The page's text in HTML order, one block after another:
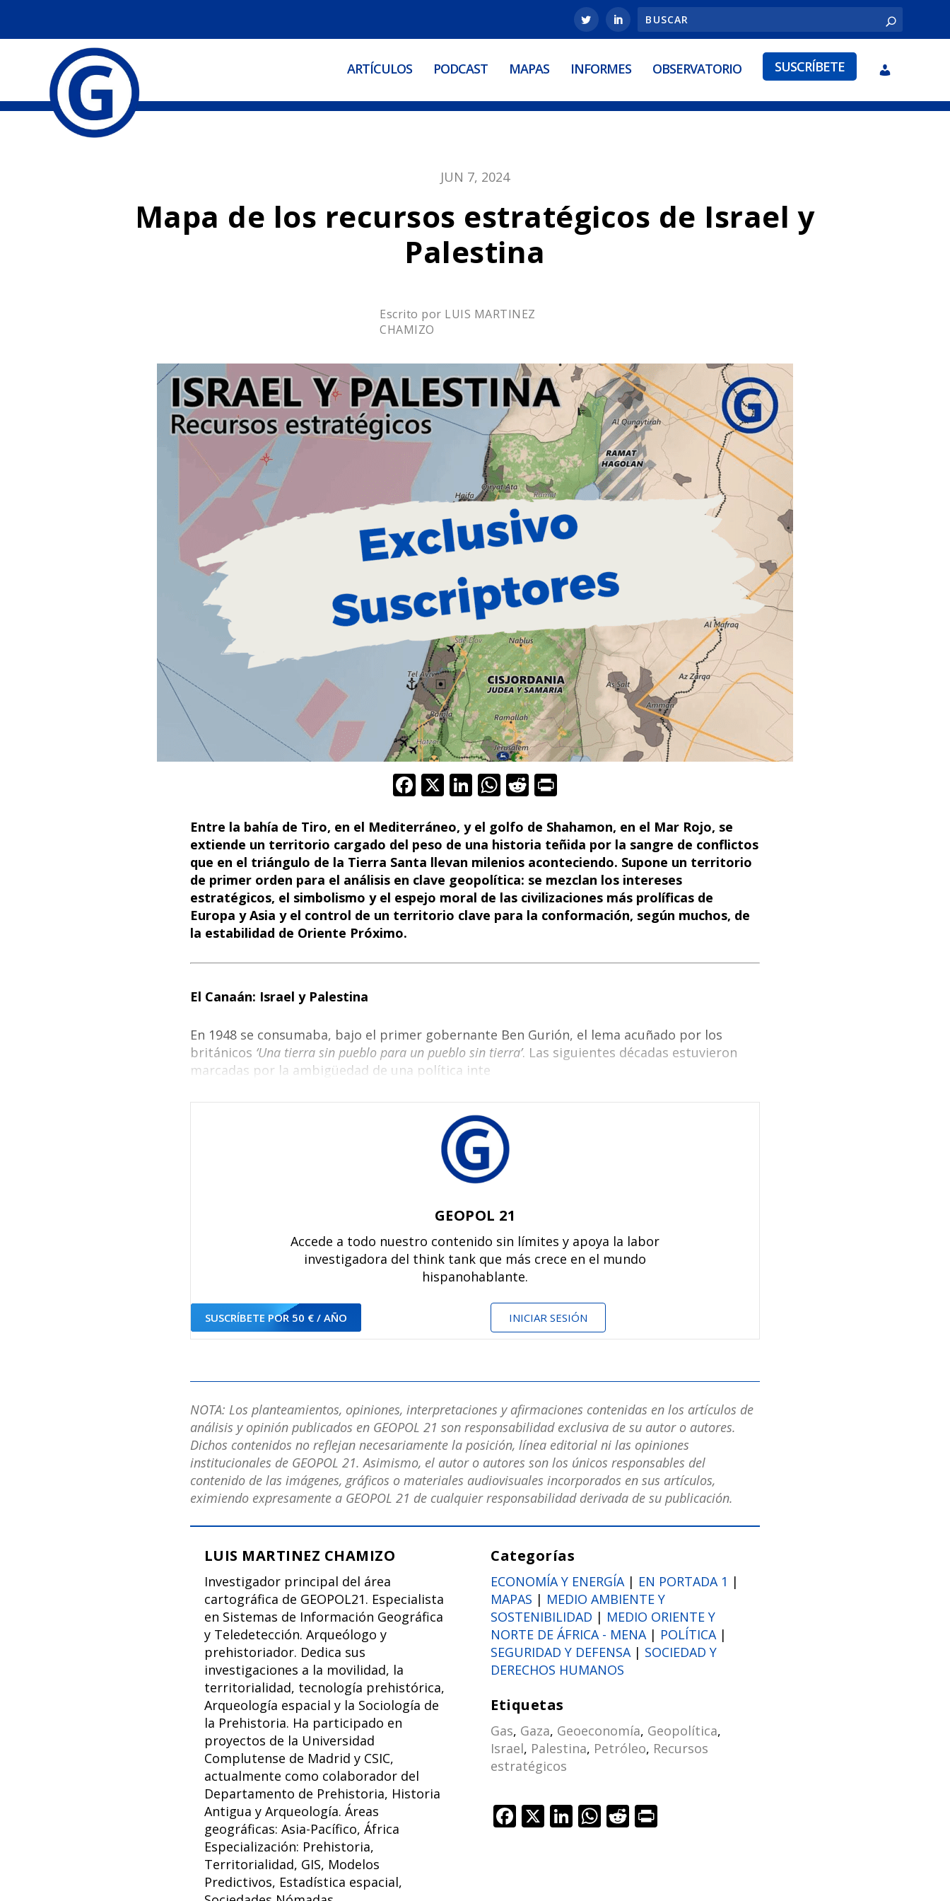
ARTÍCULOS PODCAST MAPAS INFORMES OBSERVATORIO SUSCRÍBETE
JUN 7, 2024
Mapa de los recursos estratégicos de Israel y
Palestina
Escrito por LUIS MARTINEZ
CHAMIZO
F
e
b
o
o
k
X Li
k
e
dI
n
W
at
s
A
p
p
R
d
di
t
t
Entre la bahía de Tiro, en el Mediterráneo, y el golfo de Shahamon, en el Mar Rojo, se
extiende un territorio cargado del peso de una historia teñida por la sangre de conflictos
que en el triángulo de la Tierra Santa llevan milenios aconteciendo. Supone un territorio
de primer orden para el análisis en clave geopolítica: se mezclan los intereses
estratégicos, el simbolismo y el espejo moral de las civilizaciones más prolíficas de
Europa y Asia y el control de un territorio clave para la conformación, según muchos, de
la estabilidad de Oriente Próximo.
El Canaán: Israel y Palestina
En 1948 se consumaba, bajo el primer gobernante Ben Gurión, el lema acuñado por los
británicos ‘Una tierra sin pueblo para un pueblo sin tierra’. Las siguientes décadas estuvieron
marcadas por la ambigüedad de una política inte
GEOPOL 21
Accede a todo nuestro contenido sin límites y apoya la labor
investigadora del think tank que más crece en el mundo
hispanohablante.
SUSCRÍBETE POR 50 € / AÑO INICIAR SESIÓN
NOTA: Los planteamientos, opiniones, interpretaciones y afirmaciones contenidas en los artículos de
análisis y opinión publicados en GEOPOL 21 son responsabilidad exclusiva de su autor o autores.
Dichos contenidos no reflejan necesariamente la posición, línea editorial ni las opiniones
institucionales de GEOPOL 21. Asimismo, el autor o autores son los únicos responsables del
contenido de las imágenes, gráficos o materiales audiovisuales incorporados en sus artículos,
eximiendo expresamente a GEOPOL 21 de cualquier responsabilidad derivada de su publicación.
LUIS MARTINEZ CHAMIZO
Investigador principal del área
cartográfica de GEOPOL21. Especialista
en Sistemas de Información Geográfica
y Teledetección. Arqueólogo y
prehistoriador. Dedica sus
investigaciones a la movilidad, la
territorialidad, tecnología prehistórica,
Arqueología espacial y la Sociología de
la Prehistoria. Ha participado en
proyectos de la Universidad
Complutense de Madrid y CSIC,
actualmente como colaborador del
Departamento de Prehistoria, Historia
Antigua y Arqueología. Áreas
geográficas: Asia-Pacífico, África
Especialización: Prehistoria,
Territorialidad, GIS, Modelos
Predictivos, Estadística espacial,
Categorías
ECONOMÍA Y ENERGÍA| EN PORTADA 1 |
MAPAS | MEDIO AMBIENTE Y
SOSTENIBILIDAD | MEDIO ORIENTE Y
NORTE DE ÁFRICA - MENA| POLÍTICA|
SEGURIDAD Y DEFENSA| SOCIEDAD Y
DERECHOS HUMANOS
Etiquetas
Gas, Gaza, Geoeconomía, Geopolítica,
Israel, Palestina, Petróleo, Recursos
estratégicos
F X Li W R